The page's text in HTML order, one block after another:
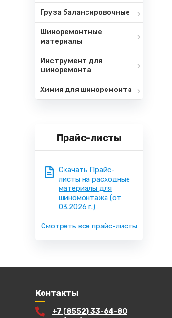
Груза балансировочные
Шиноремонтные
материалы
Инструмент для
шиноремонта
Химия для шиноремонта
Прайс-листы
Скачать Прайс-
листы на расходные
материалы для
шиномонтажа (от
03.2026 г.)
Смотреть все прайс-листы
Контакты
+7 (8552) 33-64-80